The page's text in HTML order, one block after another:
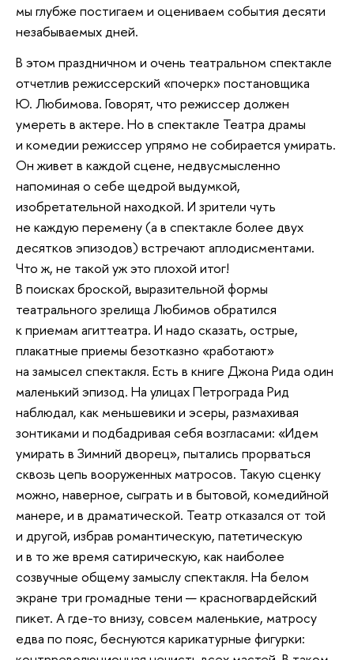
мы глубже постигаем и оцениваем события десяти
незабываемых дней.
В этом праздничном и очень театральном спектакле
отчетлив режиссерский «почерк» постановщика
Ю. Любимова. Говорят, что режиссер должен
умереть в актере. Но в спектакле Театра драмы
и комедии режиссер упрямо не собирается умирать.
Он живет в каждой сцене, недвусмысленно
напоминая о себе щедрой выдумкой,
изобретательной находкой. И зрители чуть
не каждую перемену (а в спектакле более двух
десятков эпизодов) встречают аплодисментами.
Что ж, не такой уж это плохой итог!
В поисках броской, выразительной формы
театрального зрелища Любимов обратился
к приемам агиттеатра. И надо сказать, острые,
плакатные приемы безотказно «работают»
на замысел спектакля. Есть в книге Джона Рида один
маленький эпизод. На улицах Петрограда Рид
наблюдал, как меньшевики и эсеры, размахивая
зонтиками и подбадривая себя возгласами: «Идем
умирать в Зимний дворец», пытались прорваться
сквозь цепь вооруженных матросов. Такую сценку
можно, наверное, сыграть и в бытовой, комедийной
манере, и в драматической. Театр отказался от той
и другой, избрав романтическую, патетическую
и в то же время сатирическую, как наиболее
созвучные общему замыслу спектакля. На белом
экране три громадные тени — красногвардейский
пикет. А где-то внизу, совсем маленькие, матросу
едва по пояс, беснуются карикатурные фигурки: